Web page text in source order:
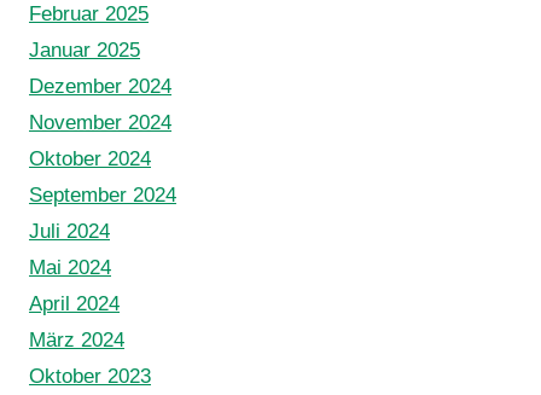
Februar 2025
Januar 2025
Dezember 2024
November 2024
Oktober 2024
September 2024
Juli 2024
Mai 2024
April 2024
März 2024
Oktober 2023